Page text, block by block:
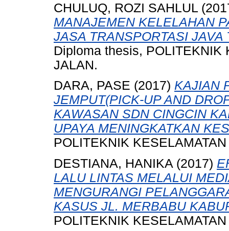
CHULUQ, ROZI SAHLUL
MANAJEMEN KELELAHAN
JASA TRANSPORTASI
Diploma thesis, POLITEKNIK
JALAN.
DARA, PASE (2017) KAJIAN
JEMPUT(PICK-UP AND
KAWASAN SDN CINGCIN
UPAYA MENINGKATKAN
POLITEKNIK
DESTIANA, HANIKA (2017)
LALU LINTAS MELALUI
MENGURANGI
KASUS JL. MERBABU
POLITEKNIK